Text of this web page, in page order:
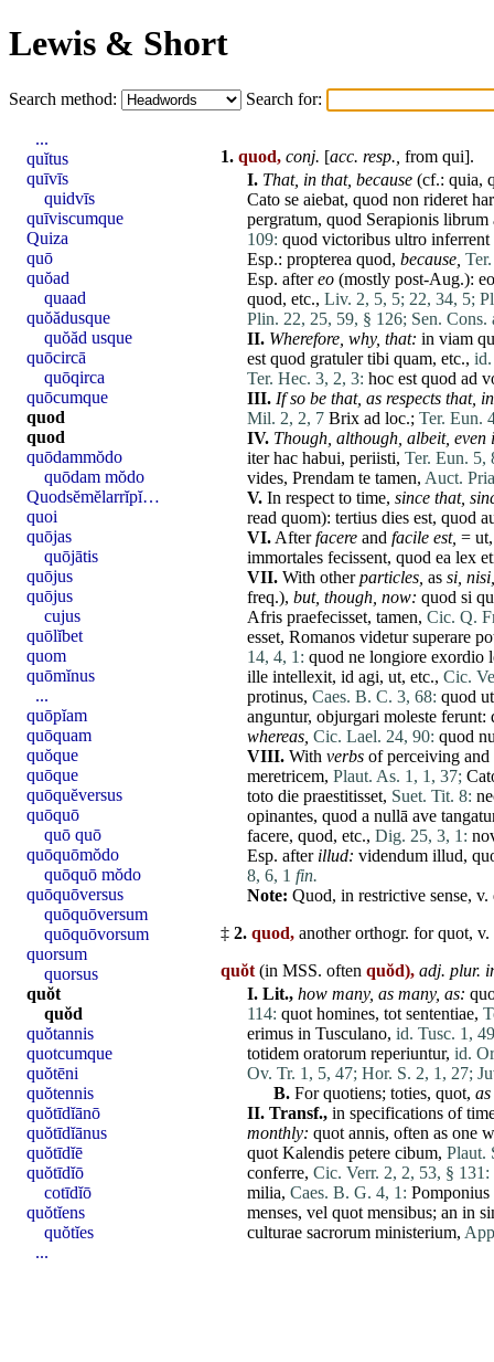
Lewis & Short
Search method: Search for:
1. quod, conj. [acc. resp., from qui].
I. That, in that, because (cf.: quia,
Cato se aiebat, quod non rideret
pergratum, quod Serapionis librum
109: quod victoribus ultro inferrent
Esp.: propterea quod, because,
Esp. aftereo (mostly post-Aug.): eo
quod, etc., Liv. 2, 5, 5; 22, 34, 5;
Plin. 22, 25, 59, § 126; Sen.
II. Wherefore, why, that: in viam
est quod gratuler tibi quam, etc.,
Ter. Hec. 3, 2, 3: hoc est quod ad
III. If so be that, as respects that,
Mil. 2, 2, 7 Brix ad loc.; Ter. Eun.
IV. Though, although, albeit, even
iter hac habui, periisti, Ter. Eun. 5,
vides, Prendam te tamen, Auct.
V. In respect to time, since that,
read quom): tertius dies est, quod
VI. Afterfacere and facile est, = ut
immortales fecissent, quod ea lex
VII. With otherparticles, as si nisi
freq.), but, though, now: quod si
Afris praefecisset, tamen, Cic. Q.
esset, Romanos videtur superare
14, 4, 1: quod ne longiore exordio
ille intellexit, id agi, ut, etc., Cic.
protinus, Caes. B. C. 3, 68: quod ut
anguntur, objurgari moleste ferunt:
whereas, Cic. Lael. 24, 90: quod
VIII. With verbs of perceiving
meretricem, Plaut. As. 1, 1, 37;
toto die praestitisset, Suet. Tit. 8:
opinantes, quod a nullā ave
facere, quod, etc., Dig. 25, 3, 1:
Esp. after illud: videndum illud,
8, 6, 1 fin.
Note: Quod, in restrictive sense, v.
‡ 2. quod, another orthogr. forquot, v.
quŏt (in MSS. often quŏd), adj. plur.
I. Lit., how many, as many, as:
114: quot homines, tot sententiae,
erimus in Tusculano, id. Tusc. 1,
totidem oratorum reperiuntur, id.
Ov. Tr. 1, 5, 47; Hor. S. 2, 1, 27;
B. Forquotiens; toties, quot,
II. Transf., in specifications of
monthly: quot annis, often as one
quot Kalendis petere cibum, Plaut.
conferre, Cic. Verr. 2, 2, 53, § 131:
milia, Caes. B. G. 4, 1: Pomponius
menses, vel quot mensibus; an in
culturae sacrorum ministerium,
...
quĭtus
quīvīs
quidvīs
quīviscumque
Quiza
quō
quŏad
quaad
quŏădusque
quŏăd usque
quōcircā
quōqirca
quōcumque
quod
quod
quōdammŏdo
quōdam mŏdo
Quodsĕmĕlarrĭpĭ…
quoi
quōjas
quōjātis
quōjus
quōjus
cujus
quōlĭbet
quom
quōmĭnus
...
quōpĭam
quōquam
quŏque
quōque
quōquĕversus
quōquō
quō quō
quōquōmŏdo
quōquō mŏdo
quōquōversus
quōquōversum
quōquōvorsum
quorsum
quorsus
quŏt
quŏd
quŏtannis
quotcumque
quŏtēni
quŏtennis
quŏtīdĭānō
quŏtīdĭānus
quŏtīdĭē
quŏtīdĭō
cotīdĭō
quŏtĭens
quŏtĭes
...